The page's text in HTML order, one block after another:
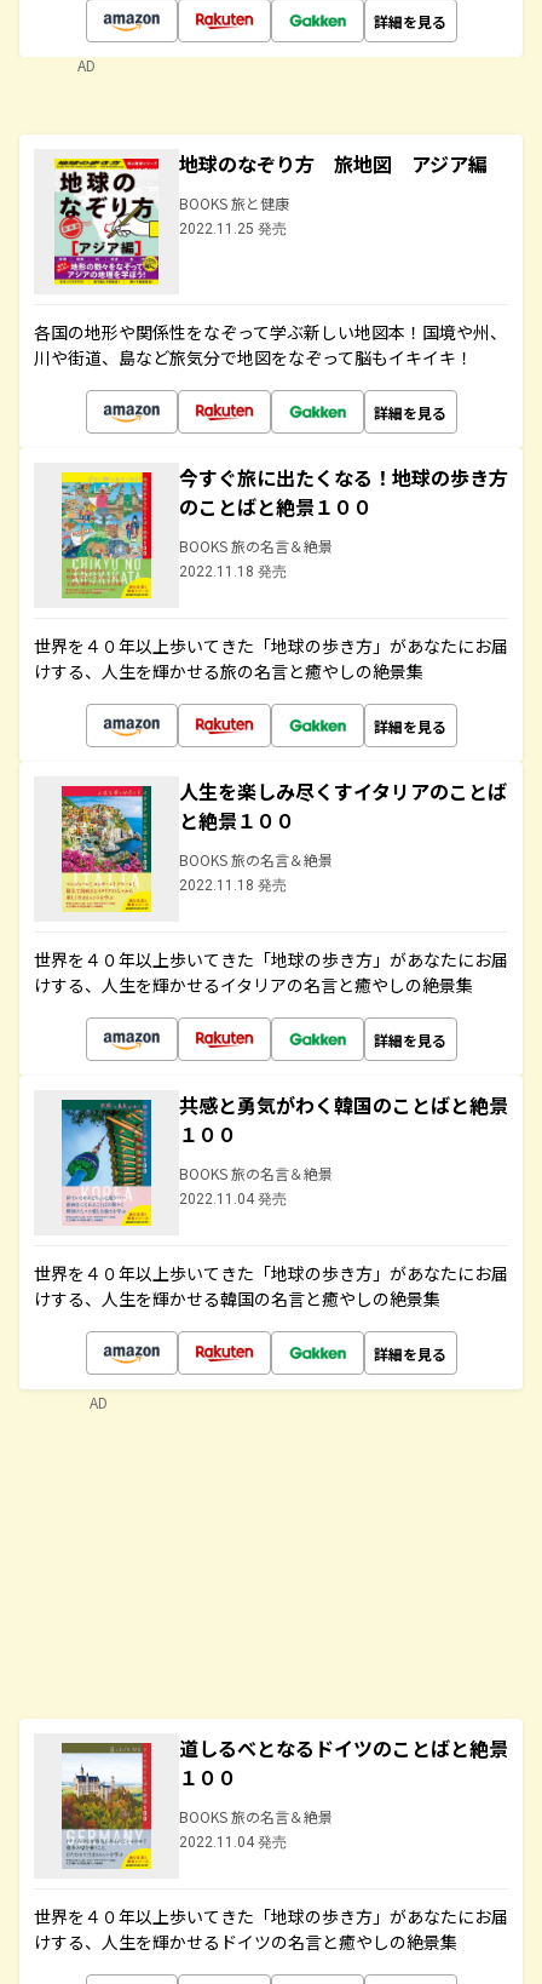
詳細を見る
AD
地球のなぞり方 旅地図 アジア編
BOOKS 旅と健康
2022.11.25 発売
各国の地形や関係性をなぞって学ぶ新しい地図本！国境や州、
川や街道、島など旅気分で地図をなぞって脳もイキイキ！
詳細を見る
今すぐ旅に出たくなる！地球の歩き方
のことばと絶景１００
BOOKS 旅の名言＆絶景
2022.11.18 発売
世界を４０年以上歩いてきた「地球の歩き方」があなたにお届
けする、人生を輝かせる旅の名言と癒やしの絶景集
詳細を見る
人生を楽しみ尽くすイタリアのことば
と絶景１００
BOOKS 旅の名言＆絶景
2022.11.18 発売
世界を４０年以上歩いてきた「地球の歩き方」があなたにお届
けする、人生を輝かせるイタリアの名言と癒やしの絶景集
詳細を見る
共感と勇気がわく韓国のことばと絶景
１００
BOOKS 旅の名言＆絶景
2022.11.04 発売
世界を４０年以上歩いてきた「地球の歩き方」があなたにお届
けする、人生を輝かせる韓国の名言と癒やしの絶景集
詳細を見る
道しるべとなるドイツのことばと絶景
１００
BOOKS 旅の名言＆絶景
2022.11.04 発売
世界を４０年以上歩いてきた「地球の歩き方」があなたにお届
けする、人生を輝かせるドイツの名言と癒やしの絶景集
AD